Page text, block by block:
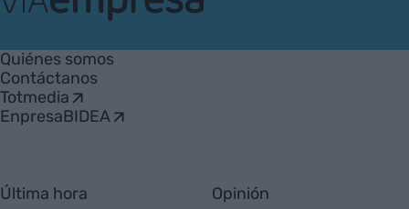
Empresa
Quiénes somos
Contáctanos
Totmedia
EnpresaBIDEA
Última hora Opinión